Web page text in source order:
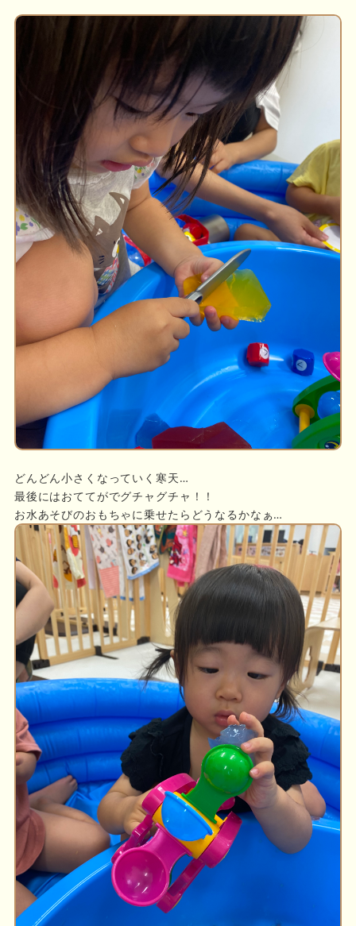
どんどん小さくなっていく寒天…
最後にはおててがでグチャグチャ！！
お水あそびのおもちゃに乗せたらどうなるかなぁ…